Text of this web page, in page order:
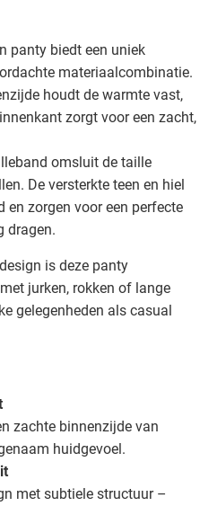
panty biedt een uniek
materiaalcombinatie.
houdt de warmte vast,
zorgt voor een zacht,
omsluit de taille
De versterkte teen en hiel
en zorgen voor een perfecte
dragen.
is deze panty
jurken, rokken of lange
gelegenheden als casual
zachte binnenzijde van
huidgevoel.
met subtiele structuur –